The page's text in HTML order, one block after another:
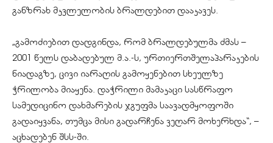
განზრახ მკვლელობის ბრალდებით დააკავეს.
„გამოძიებით დადგინდა, რომ ბრალდებულმა ძმას –
2001 წელს დაბადებულ მ.ა.-ს, ურთიერთშელაპარაკების
ნიადაგზე, ცივი იარაღის გამოყენებით სხეულზე
ჭრილობა მიაყენა. დაჭრილი მამაკაცი სასწრაფო
სამედიცინო დახმარების ჯგუფმა საავადმყოფოში
გადაიყვანა, თუმცა მისი გადარჩენა ვეღარ მოხერხდა“, –
აცხადებენ შსს-ში.